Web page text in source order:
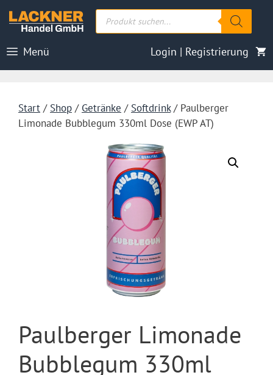
Inhalt
Products
search
Menü Login | Registrierung
Start / Shop / Getränke / Softdrink/ Paulberger
Limonade Bubblegum 330ml Dose (EWP AT)
Paulberger Limonade
Bubblegum 330ml